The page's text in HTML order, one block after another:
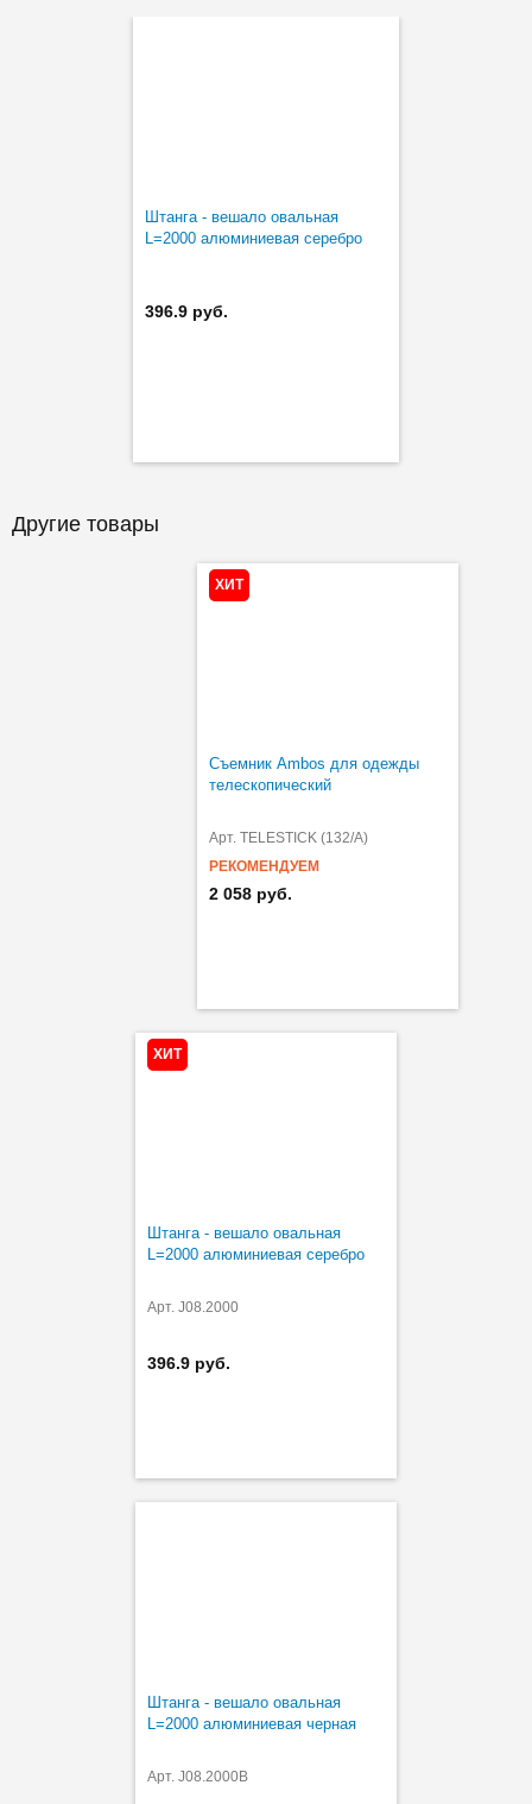
Штанга - вешало овальная
L=2000 алюминиевая серебро
396.9 руб.
Другие товары
ХИТ
Съемник Ambos для одежды
телескопический
Арт. TELESTICK (132/A)
РЕКОМЕНДУЕМ
2 058 руб.
ХИТ
Штанга - вешало овальная
L=2000 алюминиевая серебро
Арт. J08.2000
396.9 руб.
Штанга - вешало овальная
L=2000 алюминиевая черная
Арт. J08.2000B